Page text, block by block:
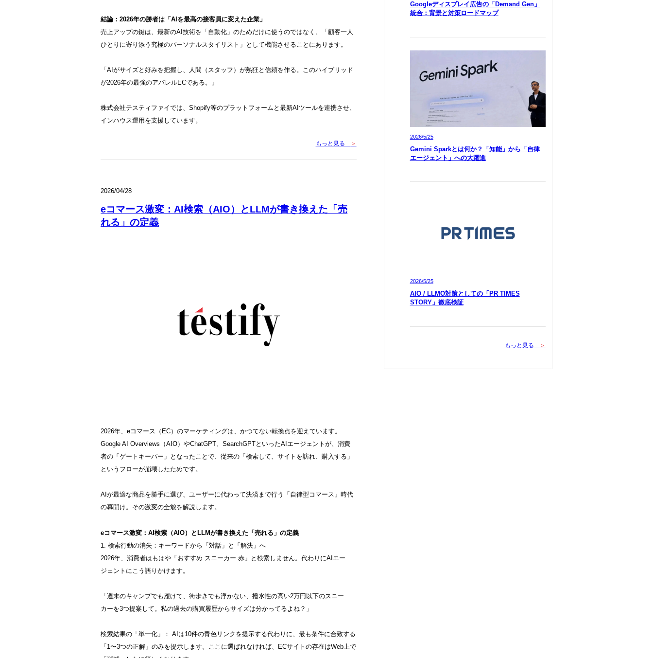
結論：2026年の勝者は「AIを最高の接客員に変えた企業」
売上アップの鍵は、最新のAI技術を「自動化」のためだけに使うのではなく、「顧客一人
ひとりに寄り添う究極のパーソナルスタイリスト」として機能させることにあります。
「AIがサイズと好みを把握し、人間（スタッフ）が熱狂と信頼を作る。このハイブリッド
が2026年の最強のアパレルECである。」
株式会社テスティファイでは、Shopify等のプラットフォームと最新AIツールを連携させ、
インハウス運用を支援しています。
もっと見る ＞
2026/04/28
eコマース激変：AI検索（AIO）とLLMが書き換えた「売
れる」の定義
2026年、eコマース（EC）のマーケティングは、かつてない転換点を迎えています。
Google AI Overviews（AIO）やChatGPT、SearchGPTといったAIエージェントが、消費
者の「ゲートキーパー」となったことで、従来の「検索して、サイトを訪れ、購入する」
というフローが崩壊したためです。
AIが最適な商品を勝手に選び、ユーザーに代わって決済まで行う「自律型コマース」時代
の幕開け。その激変の全貌を解説します。
eコマース激変：AI検索（AIO）とLLMが書き換えた「売れる」の定義
1. 検索行動の消失：キーワードから「対話」と「解決」へ
2026年、消費者はもはや「おすすめ スニーカー 赤」と検索しません。代わりにAIエー
ジェントにこう語りかけます。
「週末のキャンプでも履けて、街歩きでも浮かない、撥水性の高い2万円以下のスニー
カーを3つ提案して。私の過去の購買履歴からサイズは分かってるよね？」
検索結果の「単一化」： AIは10件の青色リンクを提示する代わりに、最も条件に合致する
「1〜3つの正解」のみを提示します。ここに選ばれなければ、ECサイトの存在はWeb上で
Googleディスプレイ広告の「Demand Gen」
統合：背景と対策ロードマップ
2026/5/25
Gemini Sparkとは何か？「知能」から「自律
エージェント」への大躍進
2026/5/25
AIO / LLMO対策としての「PR TIMES
STORY」徹底検証
もっと見る ＞